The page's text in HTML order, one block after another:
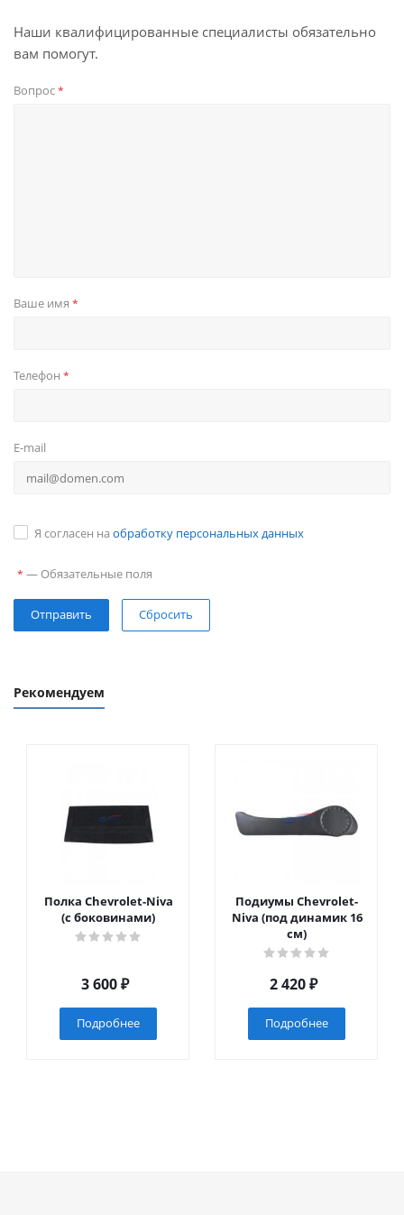
Наши квалифицированные специалисты обязательно
вам помогут.
Вопрос*
Ваше имя *
Телефон *
E-mail
Я согласен на обработку персональных данных
* — Обязательные поля
Сбросить
Рекомендуем
Полка Chevrolet-Niva
(с боковинами)
3 600₽
Подробнее
Подиумы Chevrolet-
Niva (под динамик 16
см)
2 420₽
Подробнее